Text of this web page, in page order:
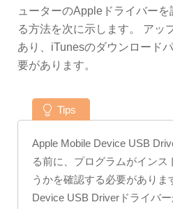
ューターのAppleドライバー
る方法を次に示します。 アッ
あり、iTunesのダウンロード
要があります。
Tips
Apple Mobile Device USB
る前に、プログラムがインス
うかを確認する必要がありま
Device USB Driverドライバ